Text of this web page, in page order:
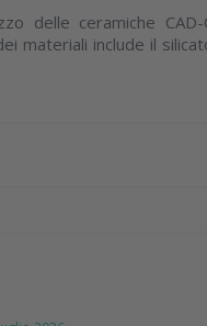
delle ceramiche
materiali include il